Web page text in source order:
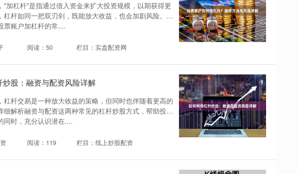
"加杠杆"是指通过借入资金来扩大投资规模，以期获得更
杠杆如同一把双刃剑，既能放大收益，也会加剧风险。本
票账户加杠杆的常....
阅读：50 栏目：实盘配资网
炒股：融资与配资风险详解
杠杆交易是一种放大收益的策略，但同时也伴随着更高的
细解析融资与配资这两种常见的杠杆炒股方式，帮助投资
同时，充分认识潜在....
阅读：119 栏目：线上炒股配资